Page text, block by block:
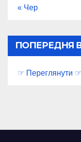
« Чер
ПОПЕРЕДНЯ
☞ Переглянути ☞